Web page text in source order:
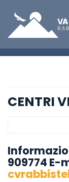
CENTRI
909774 E-